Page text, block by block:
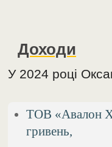
Доходи
У 2024 році
ТОВ «Авалон
гривень,